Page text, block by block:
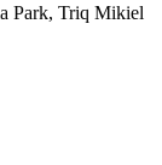
Park, Triq Mikiel